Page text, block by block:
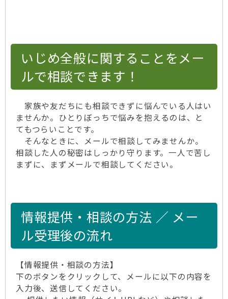
いじめ全般に関することをメー
ルで相談できます！
家族や友だちにも相談できずに悩んでいる人はい
ませんか。ひとりぼっちで悩みを抱えるのは、と
てもつらいことです。
そんなときに、メールで相談してみませんか。
相談した人の秘密はしっかり守ります。一人で苦し
まずに、まずメールで相談してください。
情報提供・相談の方法 ／ メー
ル受理後の流れ
【情報提供・相談の方法】
下のボタンをクリックして、メールに以下の内容を
入力後、送信してください。